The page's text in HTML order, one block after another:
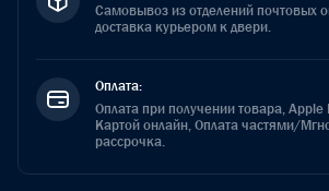
Самовывоз из отделений почтовых
доставка курьером к двери.
Оплата:
Оплата при получении товара, Apple
Картой онлайн, Оплата частями/
рассрочка.